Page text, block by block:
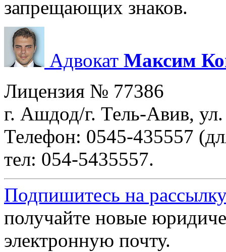
запрещающих знаков.
Адвокат Максим
Лицензия № 77386
г. Ашдод/г. Тель-Авив,
Телефон: 0545-435557
тел: 054-5435557.
Подпишитесь на
получайте новые
электронную почту.